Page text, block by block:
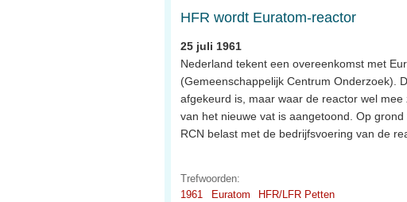
HFR wordt Euratom-reactor
25 juli 1961
Nederland tekent een overeenkomst met
(Gemeenschappelijk Centrum Onderzoek).
afgekeurd is, maar waar de reactor wel
van het nieuwe vat is aangetoond. Op
RCN belast met de bedrijfsvoering van de
Trefwoorden:
1961
Euratom HFR/LFR Petten